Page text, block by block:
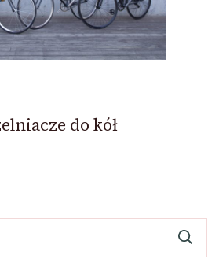
do kół